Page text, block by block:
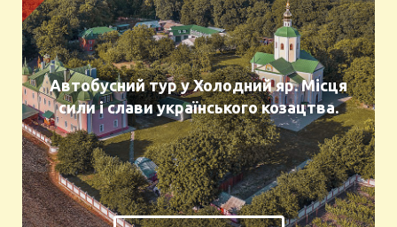
Автобусний тур у Холодний яр. Місця
сили і слави українського козацтва.